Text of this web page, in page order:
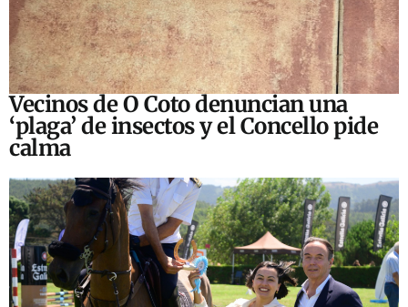
Vecinos de O Coto denuncian una
‘plaga’ de insectos y el Concello pide
calma